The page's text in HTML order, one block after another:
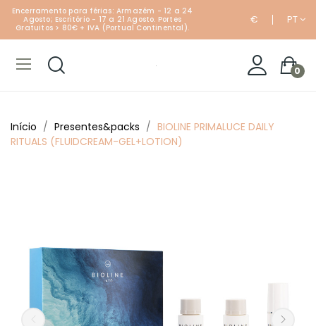
Encerramento para férias: Armazém - 12 a 24
Agosto; Escritório - 17 a 21 Agosto. Portes
Gratuitos > 80€ + IVA (Portual Continental).
€ PT
0
Início Presentes&packs
BIOLINE PRIMALUCE DAILY
RITUALS (FLUIDCREAM-GEL+LOTION)